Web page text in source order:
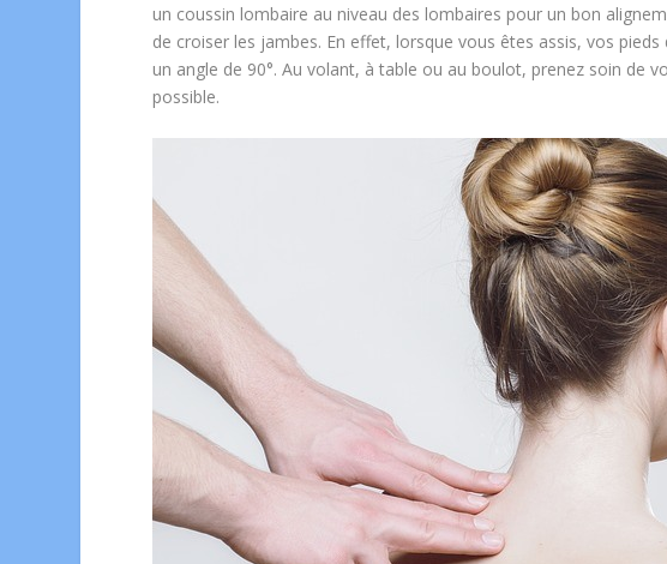
un coussin lombaire au niveau des lombaires pour un bon
de croiser les jambes. En effet, lorsque vous êtes assis, vos
un angle de 90°. Au volant, à table ou au boulot, prenez soin de
possible.